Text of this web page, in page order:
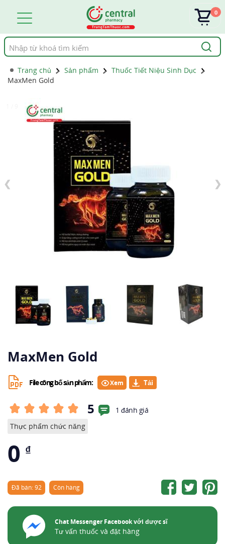
Tìm
kiếm
0
Trang chủ Sản phẩm
Thuốc Tiết Niệu Sinh Dục
MaxMen Gold
❮ ❯
MaxMen Gold
File công bố sản phẩm: Xem
5
1 đánh giá
Thực phẩm chức năng
0 ₫
Đã bán: 92 Còn hàng
Chat Messenger Facebook với dược sĩ
Tư vấn thuốc và đặt hàng